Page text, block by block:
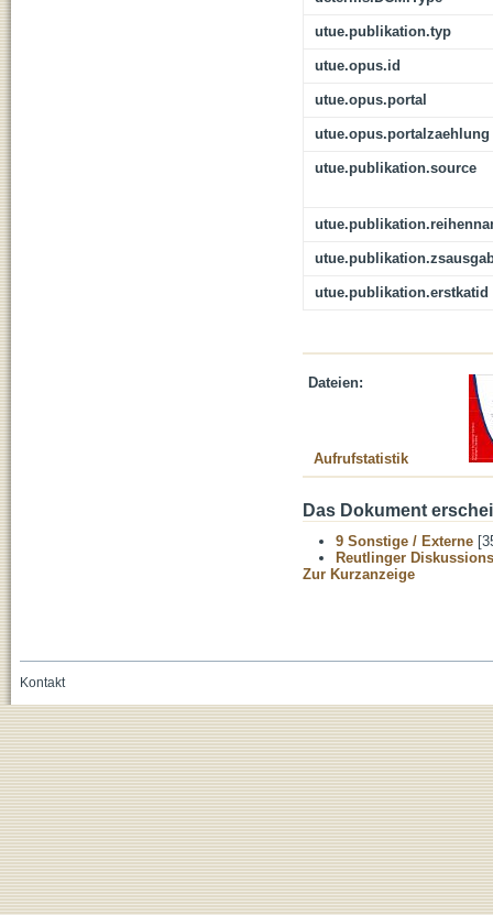
utue.publikation.typ
utue.opus.id
utue.opus.portal
utue.opus.portalzaehlung
utue.publikation.source
utue.publikation.erstkatid
Dateien:
Aufrufstatistik
Das Dokument
9 Sonstige / Externe
Reutlinger
Zur Kurzanzeige
Kontakt